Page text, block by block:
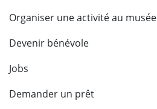
Organiser une activité au musée
Devenir bénévole
Jobs
Demander un prêt